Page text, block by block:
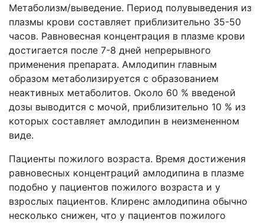
Метаболизм/выведение. Период полувыведения из
плазмы крови составляет приблизительно 35-50
часов. Равновесная концентрация в плазме крови
достигается после 7-8 дней непрерывного
применения препарата. Амлодипин главным
образом метаболизируется с образованием
неактивных метаболитов. Около 60 % введеной
дозы выводится с мочой, приблизительно 10 % из
которых составляет амлодипин в неизмененном
виде.
Пациенты пожилого возраста. Время достижения
равновесных концентраций амлодипина в плазме
подобно у пациентов пожилого возраста и у
взрослых пациентов. Клиренс амлодипина обычно
несколько снижен, что у пациентов пожилого